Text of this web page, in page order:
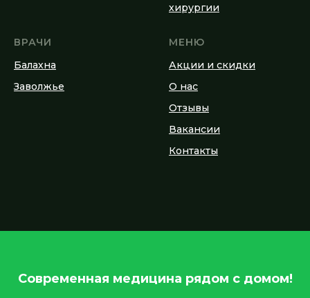
хирургии
ВРАЧИ
Балахна
Заволжье
МЕНЮ
Акции и скидки
О нас
Отзывы
Вакансии
Контакты
Современная медицина рядом с домом!